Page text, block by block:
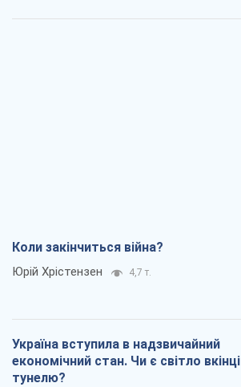
Коли закінчиться війна?
Юрій Хрістензен 4,7 т.
Україна вступила в надзвичайний
економічний стан. Чи є світло вкінці
тунелю?